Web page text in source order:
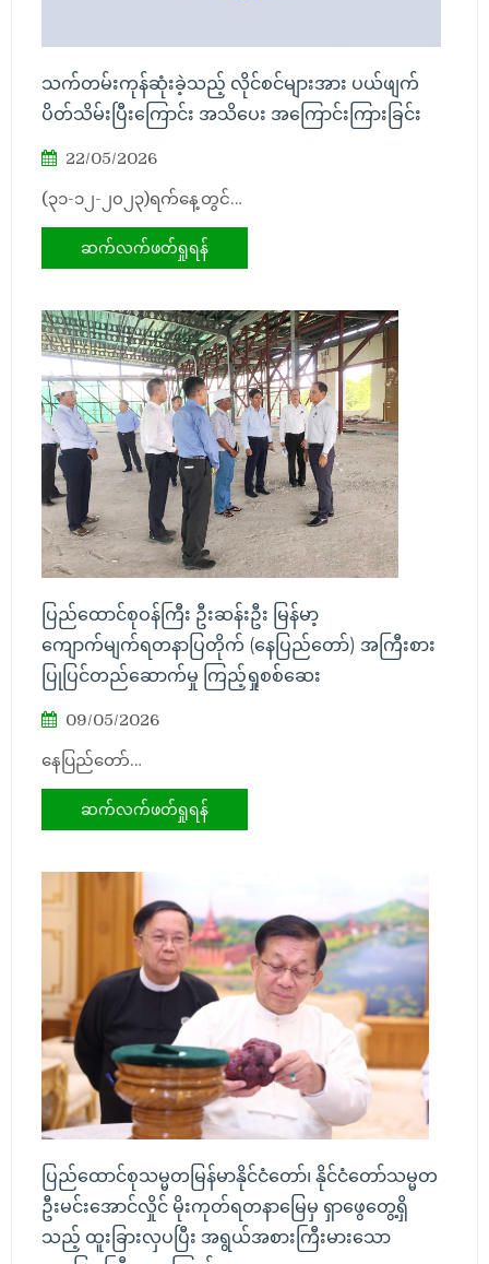
သက်တမ်းကုန်ဆုံးခဲ့သည့် လိုင်စင်များအား ပယ်ဖျက်
ပိတ်သိမ်းပြီးကြောင်း အသိပေး အကြောင်းကြားခြင်း
22/05/2026
(၃၁-၁၂-၂၀၂၃)ရက်နေ့တွင်…
ဆက်လက်ဖတ်ရှုရန်
ပြည်ထောင်စုဝန်ကြီး ဦးဆန်းဦး မြန်မာ့
ကျောက်မျက်ရတနာပြတိုက် (နေပြည်တော်) အကြီးစား
ပြုပြင်တည်ဆောက်မှု ကြည့်ရှုစစ်ဆေး
09/05/2026
နေပြည်တော်…
ဆက်လက်ဖတ်ရှုရန်
ပြည်ထောင်စုသမ္မတမြန်မာနိုင်ငံတော်၊ နိုင်ငံတော်သမ္မတ
ဦးမင်းအောင်လှိုင် မိုးကုတ်ရတနာမြေမှ ရှာဖွေတွေ့ရှိ
သည့် ထူးခြားလှပပြီး အရွယ်အစားကြီးမားသော